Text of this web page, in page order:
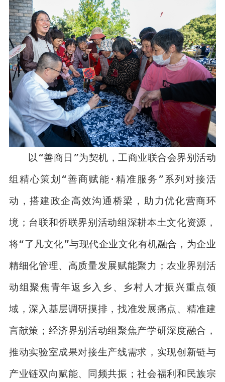
以“善商日”为契机，工商业联合会界别活动
组精心策划“善商赋能·精准服务”系列对接活
动，搭建政企高效沟通桥梁，助力优化营商环
境；台联和侨联界别活动组深耕本土文化资源，
将“了凡文化”与现代企业文化有机融合，为企业
精细化管理、高质量发展赋能聚力；农业界别活
动组聚焦青年返乡入乡、乡村人才振兴重点领
域，深入基层调研摸排，找准发展痛点、精准建
言献策；经济界别活动组聚焦产学研深度融合，
推动实验室成果对接生产线需求，实现创新链与
产业链双向赋能、同频共振；社会福利和民族宗